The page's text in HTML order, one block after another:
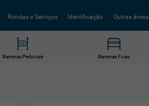
Rondas e Serviços Identificação Outras áreas
Barreiras Pedonais Barreiras Fixas